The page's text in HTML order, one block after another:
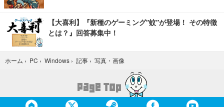
【大喜利】『新種のゲーミング“蚊”が登場！ その特徴
とは？』回答募集中！
ホーム › PC › Windows › 記事 › 写真・画像